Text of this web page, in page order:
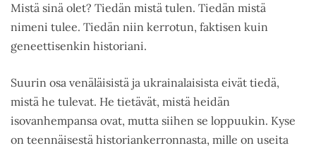
Mistä sinä olet? Tiedän mistä tulen. Tiedän mistä
nimeni tulee. Tiedän niin kerrotun, faktisen kuin
geneettisenkin historiani.
Suurin osa venäläisistä ja ukrainalaisista eivät tiedä,
mistä he tulevat. He tietävät, mistä heidän
isovanhempansa ovat, mutta siihen se loppuukin. Kyse
on teennäisestä historiankerronnasta, mille on useita